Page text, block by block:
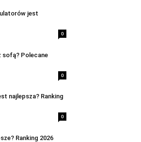
jest
0
sofą? Polecane
0
najlepsza? Ranking
0
Ranking 2026